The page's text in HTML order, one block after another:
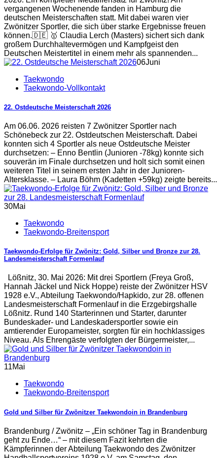
vergangenen Wochenende fanden in Hamburg die
deutschen Meisterschaften statt. Mit dabei waren vier
Zwönitzer Sportler, die sich über starke Ergebnisse freuen
können.🇩🇪 🥇 Claudia Lerch (Masters) sichert sich dank
großem Durchhaltevermögen und Kampfgeist den
Deutschen Meistertitel in einem mehr als spannenden...
06Juni
Taekwondo
Taekwondo-Vollkontakt
22. Ostdeutsche Meisterschaft 2026
Am 06.06. 2026 reisten 7 Zwönitzer Sportler nach
Schönebeck zur 22. Ostdeutschen Meisterschaft. Dabei
konnten sich 4 Sportler als neue Ostdeutsche Meister
durchsetzen: – Enno Bentlin (Junioren -78kg) konnte sich
souverän im Finale durchsetzen und holt sich somit einen
weiteren Titel in seinem ersten Jahr in der Junioren-
Altersklasse. – Laura Böhm (Kadetten +59kg) zeigte bereits...
30Mai
Taekwondo
Taekwondo-Breitensport
Taekwondo-Erfolge für Zwönitz: Gold, Silber und Bronze zur 28.
Landesmeisterschaft Formenlauf
Lößnitz, 30. Mai 2026: Mit drei Sportlern (Freya Groß,
Hannah Jäckel und Nick Hoppe) reiste der Zwönitzer HSV
1928 e.V., Abteilung Taekwondo/Hapkido, zur 28. offenen
Landesmeisterschaft Formenlauf in die Erzgebirgshalle
Lößnitz. Rund 140 Starterinnen und Starter, darunter
Bundeskader- und Landeskadersportler sowie ein
amtierender Europameister, sorgten für ein hochklassiges
Niveau. Als Ehrengäste verfolgten der Bürgermeister,...
11Mai
Taekwondo
Taekwondo-Breitensport
Gold und Silber für Zwönitzer Taekwondoin in Brandenburg
Brandenburg / Zwönitz – „Ein schöner Tag in Brandenburg
geht zu Ende…“ – mit diesem Fazit kehrten die
Kämpferinnen der Abteilung Taekwondo des Zwönitzer